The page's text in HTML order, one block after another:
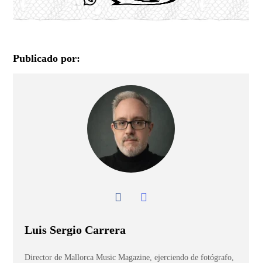
Publicado por:
Luis Sergio Carrera
Director de Mallorca Music Magazine, ejerciendo de fotógrafo,